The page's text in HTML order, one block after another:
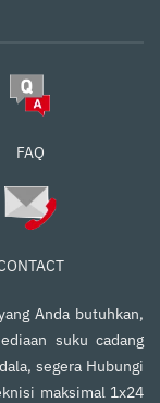
FAQ
Anda butuhkan,
suku cadang
segera Hubungi
maksimal 1x24